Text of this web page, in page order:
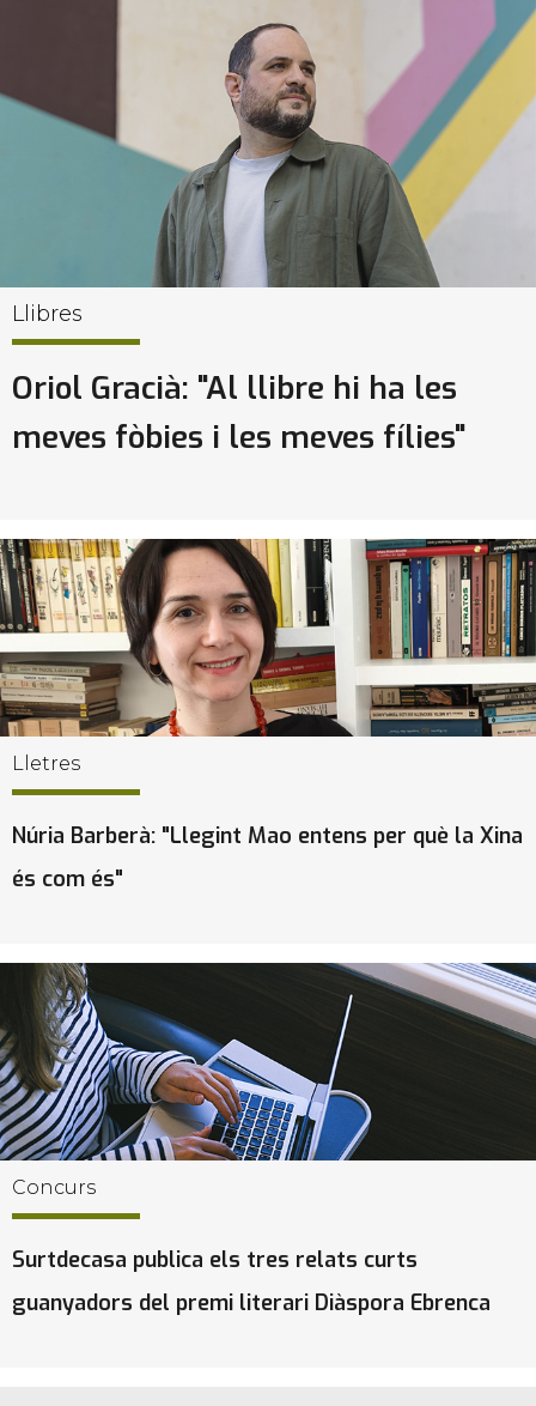
Llibres
Oriol Gracià: "Al llibre hi ha les
meves fòbies i les meves fílies"
Lletres
Núria Barberà: "Llegint Mao entens per què la Xina
és com és"
Concurs
Surtdecasa publica els tres relats curts
guanyadors del premi literari Diàspora Ebrenca